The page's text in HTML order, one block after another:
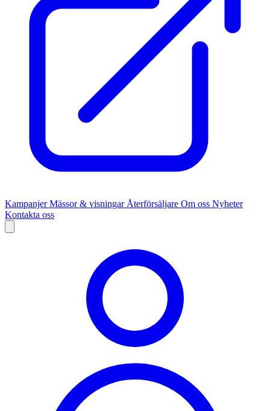
KampanjerMässor & visningar Återförsäljare Om oss Nyheter
Kontakta oss